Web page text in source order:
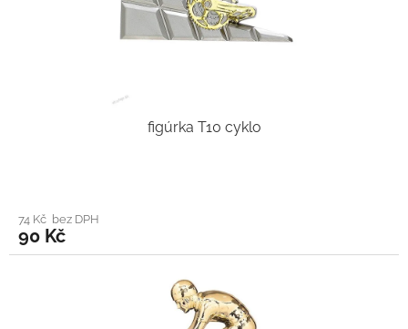
figúrka T10 cyklo
74 Kč bez DPH
90 Kč